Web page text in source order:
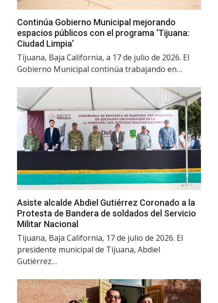
Continúa Gobierno Municipal mejorando
espacios públicos con el programa ‘Tijuana:
Ciudad Limpia’
Tijuana, Baja California, a 17 de julio de 2026. El
Gobierno Municipal continúa trabajando en…
Asiste alcalde Abdiel Gutiérrez Coronado a la
Protesta de Bandera de soldados del Servicio
Militar Nacional
Tijuana, Baja California, 17 de julio de 2026. El
presidente municipal de Tijuana, Abdiel
Gutiérrez…